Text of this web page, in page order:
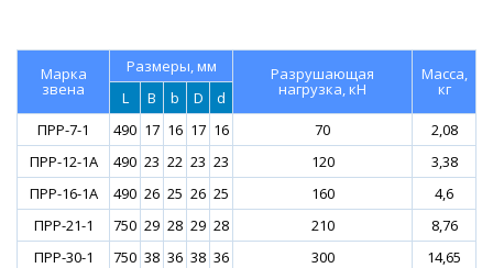
Марка
звена
Размеры, мм Разрушающая
нагрузка, кН
Масса,
кг
L B b D
d
ПРР-7-1
490 17 16 17 16 70
2,08
ПРР-12-1А
490 23 22 23 23 120
3,38
ПРР-16-1А
490 26 25 26 25 160
4,6
ПРР-21-1
750 29 28 29 28 210
8,76
ПРР-30-1
750 38 36 38 36 300
14,65